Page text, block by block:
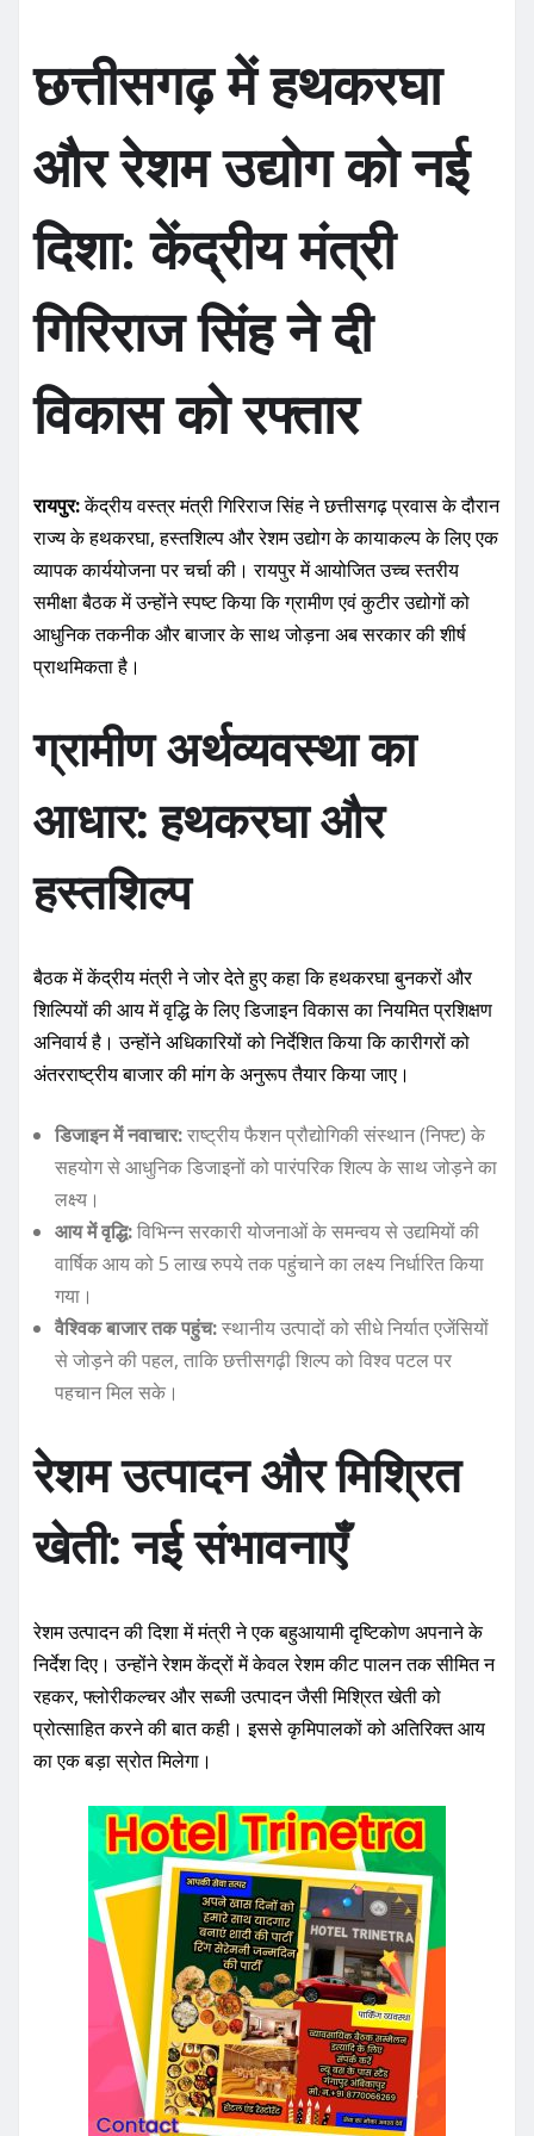
छत्तीसगढ़ में हथकरघा
और रेशम उद्योग को नई
दिशा: केंद्रीय मंत्री
गिरिराज सिंह ने दी
विकास को रफ्तार
रायपुर:केंद्रीय वस्त्र मंत्री गिरिराज सिंह ने छत्तीसगढ़ प्रवास के दौरान
राज्य के हथकरघा, हस्तशिल्प और रेशम उद्योग के कायाकल्प के लिए एक
व्यापक कार्ययोजना पर चर्चा की। रायपुर में आयोजित उच्च स्तरीय
समीक्षा बैठक में उन्होंने स्पष्ट किया कि ग्रामीण एवं कुटीर उद्योगों को
आधुनिक तकनीक और बाजार के साथ जोड़ना अब सरकार की शीर्ष
प्राथमिकता है।
ग्रामीण अर्थव्यवस्था का
आधार: हथकरघा और
हस्तशिल्प
बैठक में केंद्रीय मंत्री ने जोर देते हुए कहा कि हथकरघा बुनकरों और
शिल्पियों की आय में वृद्धि के लिए डिजाइन विकास का नियमित प्रशिक्षण
अनिवार्य है। उन्होंने अधिकारियों को निर्देशित किया कि कारीगरों को
अंतरराष्ट्रीय बाजार की मांग के अनुरूप तैयार किया जाए।
डिजाइन में नवाचार:राष्ट्रीय फैशन प्रौद्योगिकी संस्थान (निफ्ट) के
सहयोग से आधुनिक डिजाइनों को पारंपरिक शिल्प के साथ जोड़ने का
लक्ष्य।
आय में वृद्धि:विभिन्न सरकारी योजनाओं के समन्वय से उद्यमियों की
वार्षिक आय को 5 लाख रुपये तक पहुंचाने का लक्ष्य निर्धारित किया
गया।
वैश्विक बाजार तक पहुंच:स्थानीय उत्पादों को सीधे निर्यात एजेंसियों
से जोड़ने की पहल, ताकि छत्तीसगढ़ी शिल्प को विश्व पटल पर
पहचान मिल सके।
रेशम उत्पादन और मिश्रित
खेती: नई संभावनाएँ
रेशम उत्पादन की दिशा में मंत्री ने एक बहुआयामी दृष्टिकोण अपनाने के
निर्देश दिए। उन्होंने रेशम केंद्रों में केवल रेशम कीट पालन तक सीमित न
रहकर, फ्लोरीकल्चर और सब्जी उत्पादन जैसी मिश्रित खेती को
प्रोत्साहित करने की बात कही। इससे कृमिपालकों को अतिरिक्त आय
का एक बड़ा स्रोत मिलेगा।